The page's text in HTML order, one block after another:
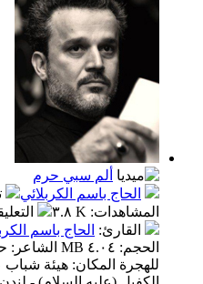
ألم سبي حرم
الحاج باسم الكربلائي
المشاهدات: ٣.٨ K
القارئ: الحاج باسم
للهجرة المكان: هيئة شباب